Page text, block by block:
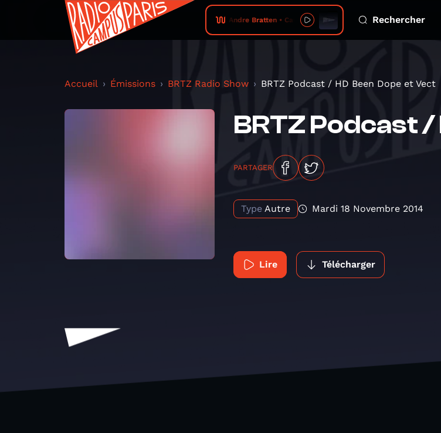
Andre Bratten • Cave Rechercher
Accueil Émissions BRTZ Radio Show BRTZ Podcast / HD Been Dope et Vect
BRTZ Podcast /
PARTAGER
Type Autre Mardi 18 Novembre 2014
Lire Télécharger